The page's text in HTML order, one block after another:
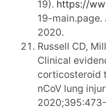
19). https://
19-
2020.
Russell CD,
Clinical
corticosteroid
nCoV lung